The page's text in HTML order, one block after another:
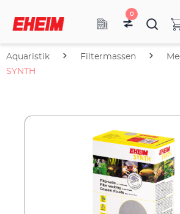
0
Aquaristik Filtermassen
SYNTH